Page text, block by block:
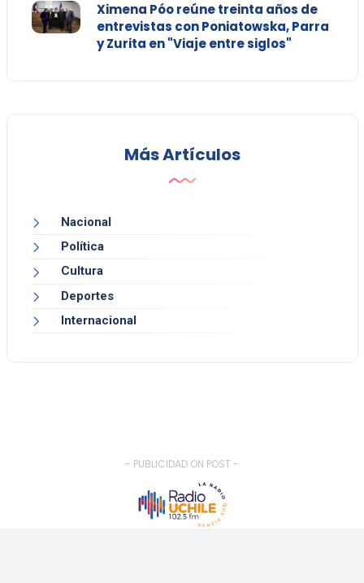
Ximena Póo reúne treinta años de
entrevistas con Poniatowska, Parra
y Zurita en "Viaje entre siglos"
Más Artículos
Nacional
Política
Cultura
Deportes
Internacional
- PUBLICIDAD ON POST -